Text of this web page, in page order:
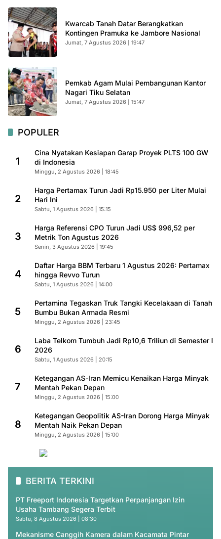
Kwarcab Tanah Datar Berangkatkan
Kontingen Pramuka ke Jambore Nasional
Jumat, 7 Agustus 2026 | 19:47
Pemkab Agam Mulai Pembangunan Kantor
Nagari Tiku Selatan
Jumat, 7 Agustus 2026 | 15:47
POPULER
1
Cina Nyatakan Kesiapan Garap Proyek PLTS 100 GW
di Indonesia
Minggu, 2 Agustus 2026 | 18:45
2
Harga Pertamax Turun Jadi Rp15.950 per Liter Mulai
Hari Ini
Sabtu, 1 Agustus 2026 | 15:15
3
Harga Referensi CPO Turun Jadi US$ 996,52 per
Metrik Ton Agustus 2026
Senin, 3 Agustus 2026 | 19:45
4
Daftar Harga BBM Terbaru 1 Agustus 2026: Pertamax
hingga Revvo Turun
Sabtu, 1 Agustus 2026 | 14:00
5
Pertamina Tegaskan Truk Tangki Kecelakaan di Tanah
Bumbu Bukan Armada Resmi
Minggu, 2 Agustus 2026 | 23:45
6
Laba Telkom Tumbuh Jadi Rp10,6 Triliun di Semester I
2026
Sabtu, 1 Agustus 2026 | 20:15
7
Ketegangan AS-Iran Memicu Kenaikan Harga Minyak
Mentah Pekan Depan
Minggu, 2 Agustus 2026 | 15:00
8
Ketegangan Geopolitik AS-Iran Dorong Harga Minyak
Mentah Naik Pekan Depan
Minggu, 2 Agustus 2026 | 15:00
BERITA TERKINI
PT Freeport Indonesia Targetkan Perpanjangan Izin
Usaha Tambang Segera Terbit
Sabtu, 8 Agustus 2026 | 08:30
Mekanisme Canggih Kamera dalam Kacamata Pintar